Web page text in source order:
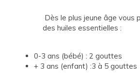
Dès le plus jeune âge vous
des huiles essentielles :
0-3 ans (bébé) : 2 gouttes
+ 3 ans (enfant) :3 à 5 gouttes